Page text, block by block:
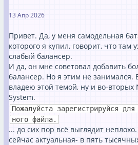
13 Апр 2026
Привет. Да, у меня самодельная
которого я купил, говорит, что там
слабый балансер.
И да, он мне советовал добавить
балансер. Но я этим не занимался.
владею этой темой, ну и во-
System.
Пожалуйста зарегистрируйся
ного файла.
... до сих пор всё выглядит
сейчас актуальная- в пять